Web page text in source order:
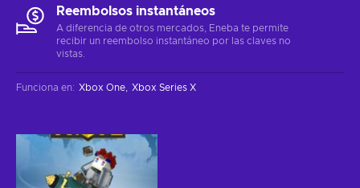
Reembolsos instantáneos
A diferencia de otros mercados, Eneba te permite
recibir un reembolso instantáneo por las claves no
vistas.
Funciona en: Xbox One Xbox Series X